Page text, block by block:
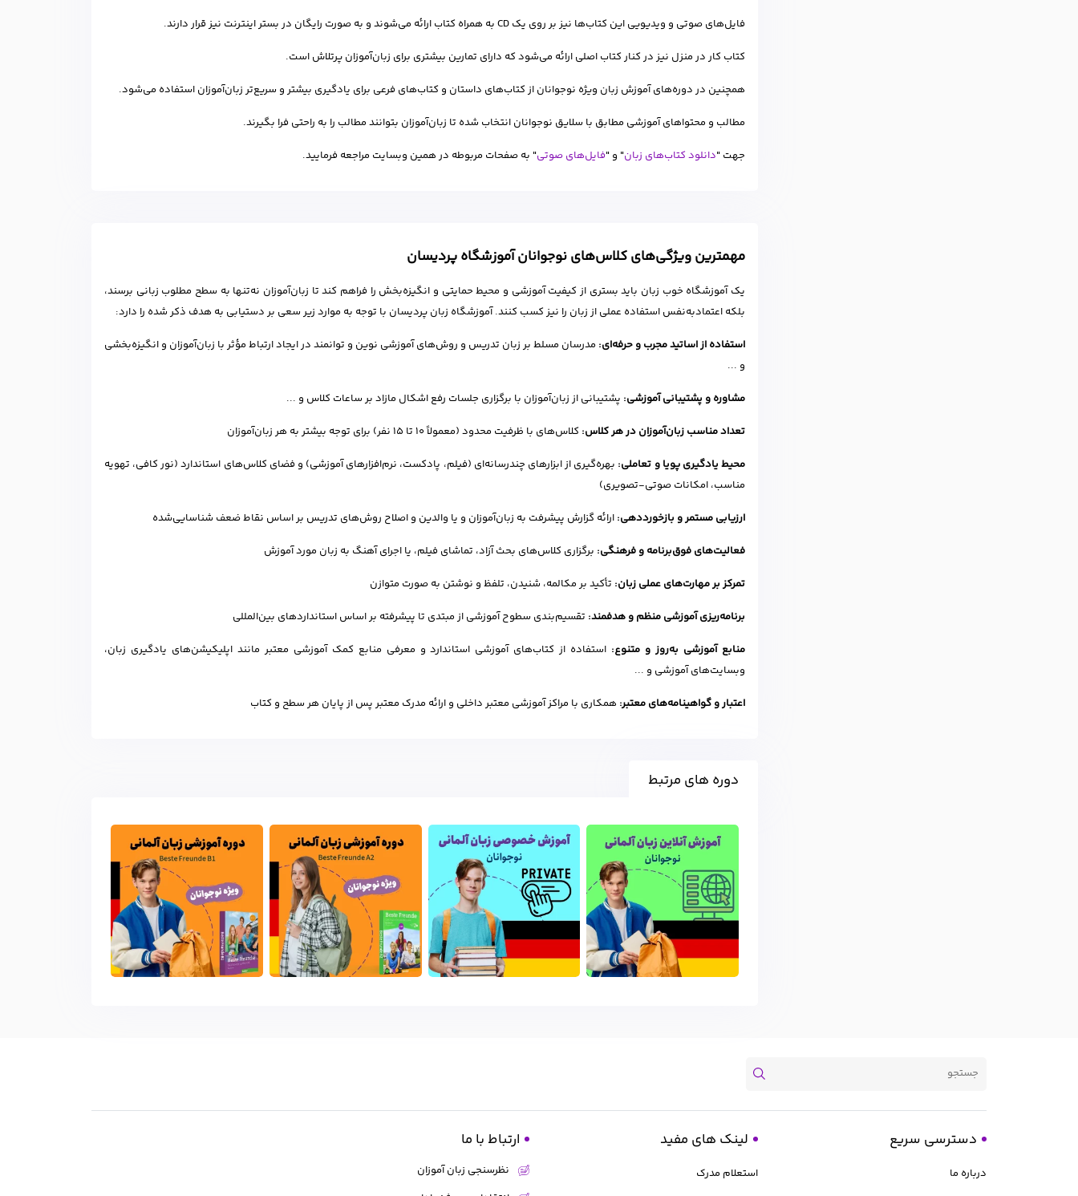
فایل‌های صوتی و ویدیویی این کتاب‌ها نیز بر روی یک CD به همراه کتاب ارائه می‌شوند و به صورت رایگان در بستر اینترنت نیز قرار دارند.
کتاب کار در منزل نیز در کنار کتاب اصلی ارائه می‌شود که دارای تمارین بیشتری برای زبان‌آموزان پرتلاش است.
همچنین در دوره‌های آموزش زبان ویژه نوجوانان از کتاب‌های داستان و کتاب‌های فرعی برای یادگیری بیشتر و سریع‌تر زبان‌آموزان استفاده می‌شود.
مطالب و محتواهای آموزشی مطابق با سلایق نوجوانان انتخاب شده تا زبان‌آموزان بتوانند مطالب را به راحتی فرا بگیرند.
جهت "دانلود کتاب‌های زبان" و "فایل‌های صوتی" به صفحات مربوطه در همین وبسایت مراجعه فرمایید.
مهمترین ویژگی‌های کلاس‌های نوجوانان آموزشگاه پردیسان
یک آموزشگاه خوب زبان باید بستری از کیفیت آموزشی و محیط حمایتی و انگیزه‌بخش را فراهم کند تا زبان‌آموزان نه‌تنها به سطح مطلوب زبانی برسند،
بلکه اعتمادبه‌نفس استفاده عملی از زبان را نیز کسب کنند. آموزشگاه زبان پردیسان با توجه به موارد زیر سعی بر دستیابی به هدف ذکر شده را دارد:
استفاده از اساتید مجرب و حرفه‌ای: مدرسان مسلط بر زبان تدریس و روش‌های آموزشی نوین و توانمند در ایجاد ارتباط مؤثر با زبان‌آموزان و انگیزه‌بخشی
و ...
مشاوره و پشتیبانی آموزشی: پشتیبانی از زبان‌آموزان با برگزاری جلسات رفع اشکال مازاد بر ساعات کلاس و ...
تعداد مناسب زبان‌آموزان در هر کلاس: کلاس‌های با ظرفیت محدود (معمولاً ۱۰ تا ۱۵ نفر) برای توجه بیشتر به هر زبان‌آموزان
محیط یادگیری پویا و تعاملی: بهره‌گیری از ابزارهای چندرسانه‌ای (فیلم، پادکست، نرم‌افزارهای آموزشی) و فضای کلاس‌های استاندارد (نور کافی، تهویه
مناسب، امکانات صوتی-تصویری)
ارزیابی مستمر و بازخورددهی: ارائه گزارش پیشرفت به زبان‌آموزان و یا والدین و اصلاح روش‌های تدریس بر اساس نقاط ضعف شناسایی‌شده
فعالیت‌های فوق‌برنامه و فرهنگی: برگزاری کلاس‌های بحث آزاد، تماشای فیلم، یا اجرای آهنگ به زبان مورد آموزش
تمرکز بر مهارت‌های عملی زبان: تأکید بر مکالمه، شنیدن، تلفظ و نوشتن به صورت متوازن
برنامه‌ریزی آموزشی منظم و هدفمند: تقسیم‌بندی سطوح آموزشی از مبتدی تا پیشرفته بر اساس استانداردهای بین‌المللی
منابع آموزشی به‌روز و متنوع: استفاده از کتاب‌های آموزشی استاندارد و معرفی منابع کمک آموزشی معتبر مانند اپلیکیشن‌های یادگیری زبان،
وبسایت‌های آموزشی و ...
اعتبار و گواهینامه‌های معتبر: همکاری با مراکز آموزشی معتبر داخلی و ارائه مدرک معتبر پس از پایان هر سطح و کتاب
دوره های مرتبط
دسترسی سریع
درباره ما
لینک های مفید
استعلام مدرک
ارتباط با ما
نظرسنجی زبان آموزان